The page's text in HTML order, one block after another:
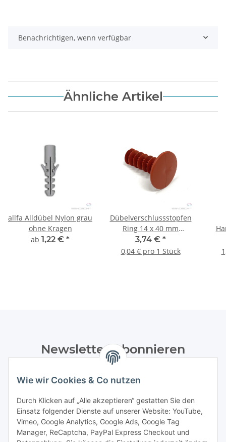
Wie wir Cookies & Co nutzen
Durch Klicken auf „Alle akzeptieren“ gestatten Sie den
Einsatz folgender Dienste auf unserer Website: YouTube,
Vimeo, Google Analytics, Google Ads, Google Tag
Manager, ReCaptcha, PayPal Express Checkout und
Benachrichtigen, wenn verfügbar
Ähnliche Artikel
allfa Alldübel Nylon grau
ohne Kragen
ab 1,22 € *
Dübelverschlussstopfen
Ring 14 x 40 mm
(rot/braun) - 100 Stk.
3,74 € *
0,04 € pro 1 Stück
Newsletter Abonnieren
Datenschutzerklärungregelmäßig und jederzeit widerruflich
Abonnieren